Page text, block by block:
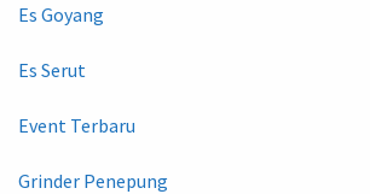
Es Goyang
Es Serut
Event Terbaru
Grinder Penepung